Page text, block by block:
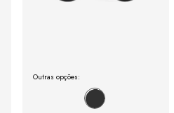
Outras opções: